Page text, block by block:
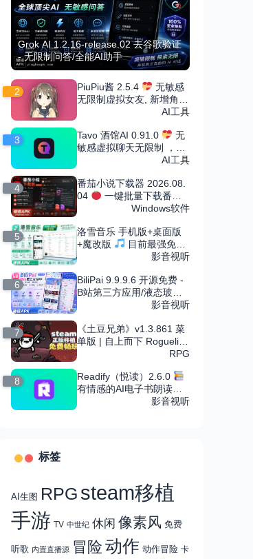
Grok AI 1.2.16-release.02 去谷歌验证
- 无限制问答/全能AI助手
2 PiuPiu酱 2.5.4
无敏感
无限制虚拟女友, 新增角色
AI工具
3 Tavo 酒馆AI 0.91.0
无
敏感虚拟聊天无限制 ，可
AI工具
4
番茄小说下载器 2026.08.
04
一键批量下载番茄
Windows软件
5
洛雪音乐 手机版+桌面版
+魔改版
目前最强免费
音乐软件，支持无损下载
影音视听
6
BiliPai 9.9.9.6 开源免费 -
B站第三方应用/液态玻璃
影音视听
7
《土豆兄弟》v1.3.861 菜
单版 | 自上而下 Roguelike
RPG
8
Readify（悦读）2.6.0
有情感的AI电子书朗读，
多国语言，支持多格式
影音视听
标签
AI生图 RPG steam移植
手游 TV 中世纪 休闲 像素风 免费
听歌 内置直播源 冒险 动作 动作冒险 卡